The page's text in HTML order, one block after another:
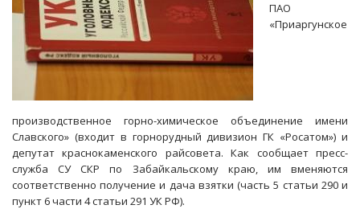
ПАО
«Приаргунское
производственное горно-химическое объединение имени
Славского» (входит в горнорудный дивизион ГК «Росатом») и
депутат краснокаменского райсовета. Как сообщает пресс-
служба СУ СКР по Забайкальскому краю, им вменяются
соответственно получение и дача взятки (часть 5 статьи 290 и
пункт 6 части 4 статьи 291 УК РФ).